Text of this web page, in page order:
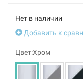
Нет в наличии
Добавить к
Цвет:Хром